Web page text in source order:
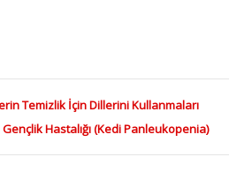
Temizlik İçin Dillerini Kullanmaları
Hastalığı (Kedi Panleukopenia)